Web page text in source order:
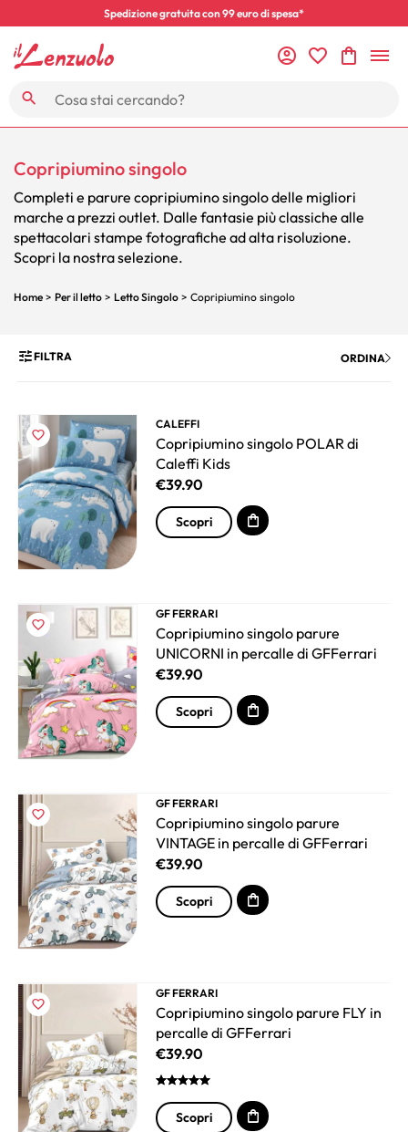
Spedizione gratuita con 99 euro di spesa*
Copripiumino singolo
Completi e parure copripiumino singolo delle migliori
marche a prezzi outlet. Dalle fantasie più classiche alle
spettacolari stampe fotografiche ad alta risoluzione.
Scopri la nostra selezione.
Home > Per il letto > Letto Singolo > Copripiumino singolo
FILTRA ORDINA
CALEFFI
Copripiumino singolo POLAR di
Caleffi Kids
€39.90
Scopri
GF FERRARI
Copripiumino singolo parure
UNICORNI in percalle di GFFerrari
€39.90
Scopri
GF FERRARI
Copripiumino singolo parure
VINTAGE in percalle di GFFerrari
€39.90
Scopri
GF FERRARI
Copripiumino singolo parure FLY in
percalle di GFFerrari
€39.90
Scopri